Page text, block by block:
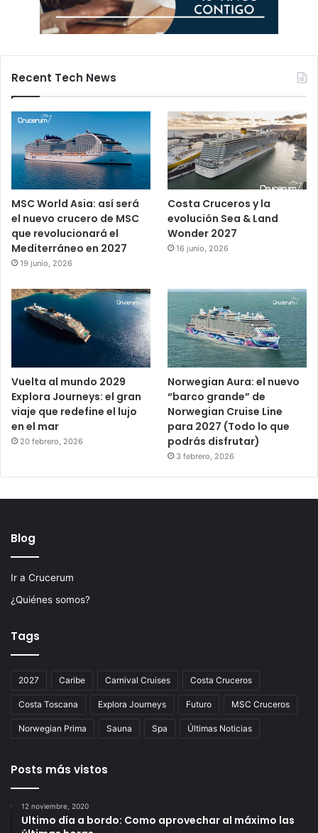
Recent Tech News
MSC World Asia: así será
el nuevo crucero de MSC
que revolucionará el
Mediterráneo en 2027
19 junio, 2026
Costa Cruceros y la
evolución Sea & Land
Wonder 2027
16 junio, 2026
Vuelta al mundo 2029
Explora Journeys: el gran
viaje que redefine el lujo
en el mar
20 febrero, 2026
Norwegian Aura: el nuevo
“barco grande” de
Norwegian Cruise Line
para 2027 (Todo lo que
podrás disfrutar)
3 febrero, 2026
Blog
Ir a Crucerum
¿Quiénes somos?
Tags
2027 Caribe Carnival Cruises Costa Cruceros
Costa Toscana Explora Journeys Futuro MSC Cruceros
Norwegian Prima Sauna Spa Últimas Noticias
Posts más vistos
12 noviembre, 2020
Ultimo día a bordo: Como aprovechar al máximo las